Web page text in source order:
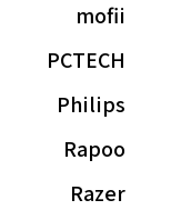
mofii
PCTECH
Philips
Rapoo
Razer